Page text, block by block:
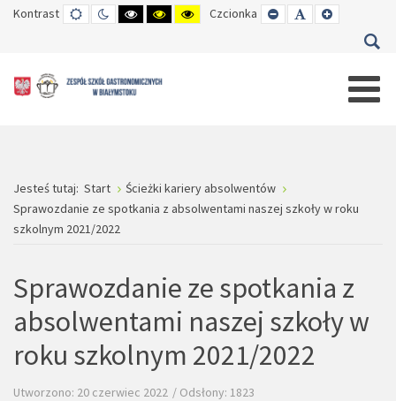
Kontrast TRYB
DOMYŚLNY
TRYB
DZIENNY
WYSOKI
CZARNO-
WYSOKI
CZARNO-
WYSOKI
ŻÓŁTO-
Czcionka SET
SMALLER
SET
DEFAULT
SET
LARGER
Jesteś tutaj: Start
Ścieżki kariery absolwentów
Sprawozdanie ze spotkania z absolwentami naszej szkoły w roku
szkolnym 2021/2022
Sprawozdanie ze spotkania z
absolwentami naszej szkoły w
roku szkolnym 2021/2022
Utworzono: 20 czerwiec 2022 Odsłony: 1823